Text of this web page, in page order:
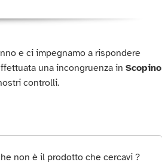
e ci impegnamo a rispondere
una incongruenza inScopino
controlli.
non è il prodotto che cercavi ?